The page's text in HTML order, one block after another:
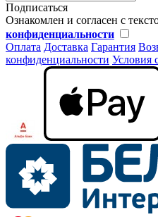
Подписаться
Ознакомлен и согласен с
конфиденциальности
Оплата Доставка Гарантия
конфиденциальности Условия